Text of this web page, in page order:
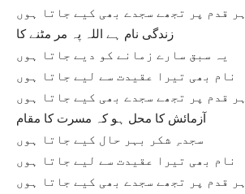
ہر قدم پر تجھے سجدے بھی کیے جاتا ہوں
زندگی نام ہے اللہ پہ مر مٹنے کا
یہ سبق سارے زمانے کو دیے جاتا ہوں
نام بھی تیرا عقیدت سے لیے جاتا ہوں
ہر قدم پر تجھے سجدے بھی کیے جاتا ہوں
آزمائش کا محل ہو کہ مسرت کا مقام
سجدہِ شکر بہر حال کیے جاتا ہوں
نام بھی تیرا عقیدت سے لیے جاتا ہوں
ہر قدم پر تجھے سجدے بھی کیے جاتا ہوں